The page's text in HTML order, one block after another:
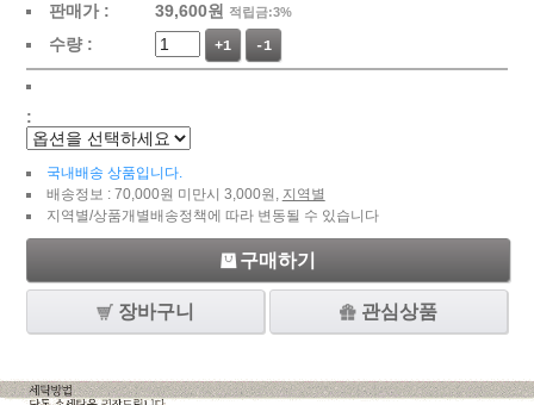
판매가 :
39,600원 적립금:3%
수량 : +1 -1
:
국내배송 상품입니다.
배송정보 : 70,000원 미만시 3,000원, 지역별
지역별/상품개별배송정책에 따라 변동될 수 있습니다
구매하기
장바구니 관심상품